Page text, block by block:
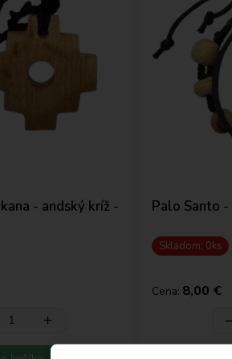
- andský kríž -
+
Palo Santo -
Skladom: 0ks
Cena: 8,00 €